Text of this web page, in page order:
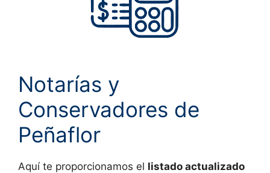
Notarías y
Conservadores de
Peñaflor
Aquí te proporcionamos el listado actualizado